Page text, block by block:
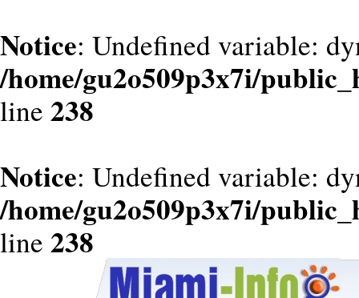
Notice: Undefined variable:
/home/gu2o509p3x7i/
line 238
Notice: Undefined variable:
/home/gu2o509p3x7i/
line 238